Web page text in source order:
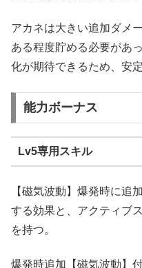
アカネは大きい追加ダメ
ある程度貯める必要があ
化が期待できるため、安
能力ボーナス
Lv5専用スキル
【磁気波動】爆発時に追
する効果と、アクティブ
を持つ。
爆発時追加【磁気波動】